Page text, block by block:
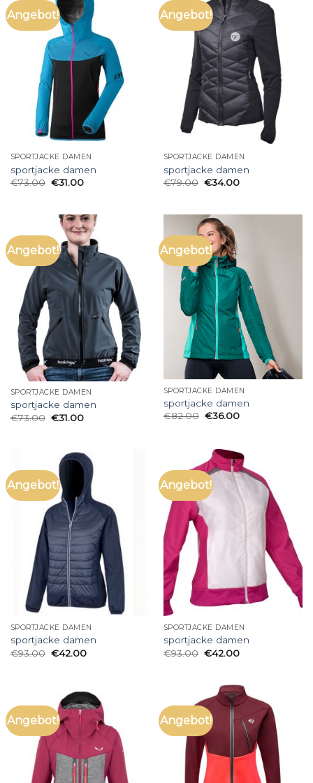
Angebot!
SPORTJACKE DAMEN
sportjacke damen
€73.00 €31.00
Angebot!
SPORTJACKE DAMEN
sportjacke damen
€79.00 €34.00
Angebot!
SPORTJACKE DAMEN
sportjacke damen
€73.00 €31.00
Angebot!
SPORTJACKE DAMEN
sportjacke damen
€82.00 €36.00
Angebot!
SPORTJACKE DAMEN
sportjacke damen
€93.00 €42.00
Angebot!
SPORTJACKE DAMEN
sportjacke damen
€93.00 €42.00
Angebot! Angebot!